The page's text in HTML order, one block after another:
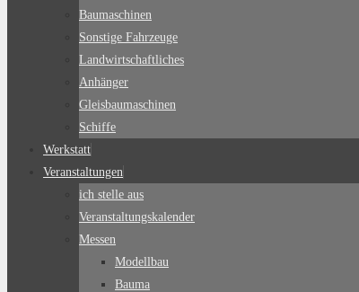
Baumaschinen
Sonstige Fahrzeuge
Landwirtschaftliches
Anhänger
Gleisbaumaschinen
Schiffe
Werkstatt
Veranstaltungen
ich stelle aus
Veranstaltungskalender
Messen
Modellbau
Bauma